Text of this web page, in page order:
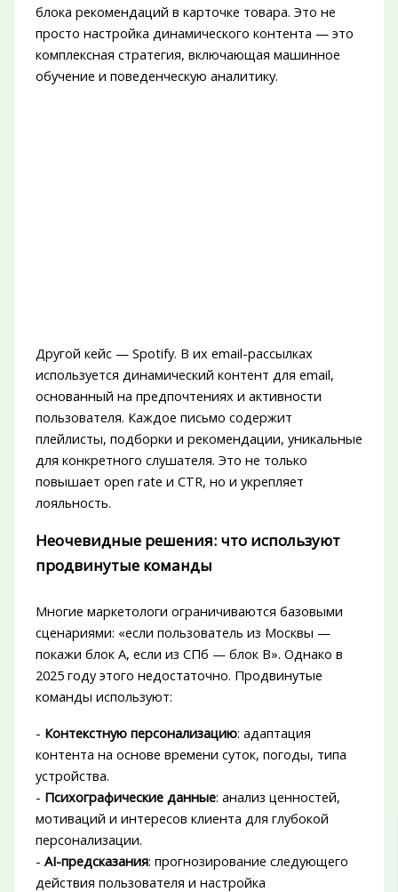
блока рекомендаций в карточке товара. Это не
просто настройка динамического контента — это
комплексная стратегия, включающая машинное
обучение и поведенческую аналитику.
Другой кейс — Spotify. В их email-рассылках
используется динамический контент для email,
основанный на предпочтениях и активности
пользователя. Каждое письмо содержит
плейлисты, подборки и рекомендации, уникальные
для конкретного слушателя. Это не только
повышает open rate и CTR, но и укрепляет
лояльность.
Неочевидные решения: что используют
продвинутые команды
Многие маркетологи ограничиваются базовыми
сценариями: «если пользователь из Москвы —
покажи блок А, если из СПб — блок B». Однако в
2025 году этого недостаточно. Продвинутые
команды используют:
- Контекстную персонализацию: адаптация
контента на основе времени суток, погоды, типа
устройства.
- Психографические данные: анализ ценностей,
мотиваций и интересов клиента для глубокой
персонализации.
- AI-предсказания: прогнозирование следующего
действия пользователя и настройка